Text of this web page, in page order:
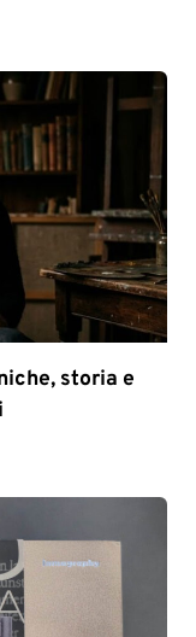
storia e